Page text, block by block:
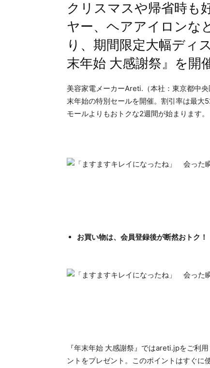
クリスマスや帰省時も
ヤー、ヘアアイロンな
り、期間限定大幅ディ
末年始 大感謝祭』を開
美容家電メーカーAreti.（本社：東京都中
末年始の特別セールを開催。割引率は最
モールよりもおトクな2週間が始まります。
お買い物は、会員登録後が断然おトク！
『年末年始 大感謝祭』ではareti.jpをご利
ントをプレゼント。このポイントはすぐに